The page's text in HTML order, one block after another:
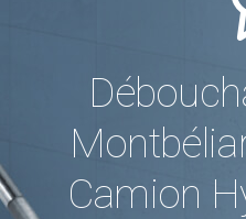
Camion